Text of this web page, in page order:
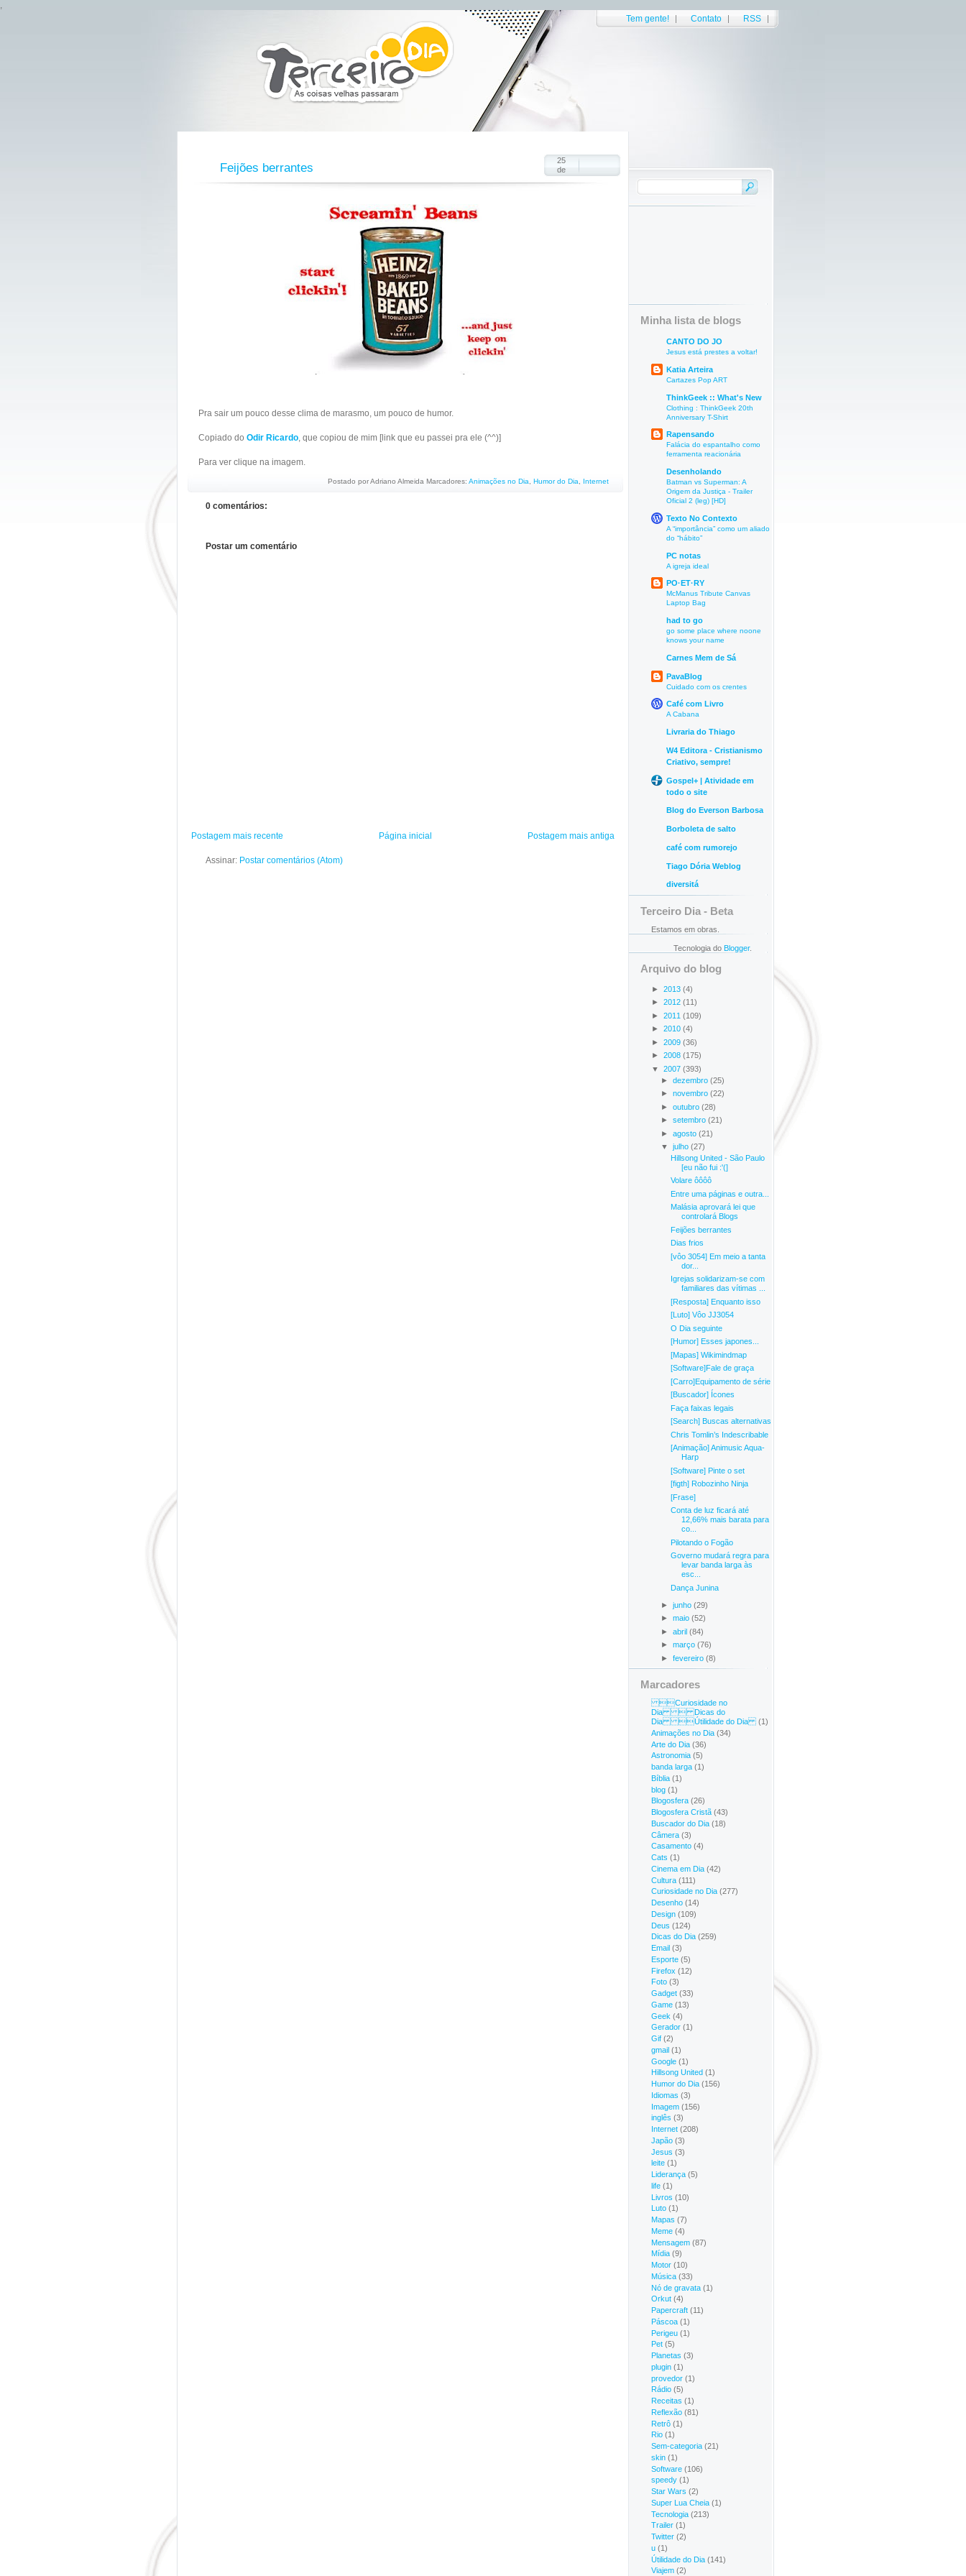
,
Tem gente!
Contato RSS
Feijões berrantes
25
de
Pra sair um pouco desse clima de marasmo, um pouco de humor.
Copiado do Odir Ricardo, que copiou de mim [link que eu passei pra ele (^^)]
Para ver clique na imagem.
Postado porAdriano Almeida Marcadores: Animações no Dia Humor do Dia Internet
0 comentários:
Postar um comentário
Postagem mais recente Postagem mais antiga
Página inicial
Assinar: Postar comentários (Atom)
Minha lista de blogs
CANTO DO JO
Jesus está prestes a voltar!
Katia Arteira
Cartazes Pop ART
ThinkGeek :: What's New
Clothing : ThinkGeek 20th
Anniversary T-Shirt
Rapensando
Falácia do espantalho como
ferramenta reacionária
Desenholando
Batman vs Superman: A
Origem da Justiça - Trailer
Oficial 2 (leg) [HD]
Texto No Contexto
A “importância” como um aliado
do “hábito”
PC notas
A igreja ideal
PO·ET·RY
McManus Tribute Canvas
Laptop Bag
had to go
go some place where noone
knows your name
Carnes Mem de Sá
PavaBlog
Cuidado com os crentes
Café com Livro
A Cabana
Livraria do Thiago
W4 Editora - Cristianismo
Criativo, sempre!
Gospel+ | Atividade em
todo o site
Blog do Everson Barbosa
Borboleta de salto
café com rumorejo
Tiago Dória Weblog
diversitá
Terceiro Dia - Beta
Estamos em obras.
Tecnologia do Blogger.
Arquivo do blog
► 2013 (4)
► 2012 (11)
► 2011 (109)
► 2010 (4)
► 2009 (36)
► 2008 (175)
▼ 2007 (393)
►dezembro(25)
►novembro(22)
►outubro(28)
►setembro(21)
►agosto(21)
▼julho(27)
Hillsong United - São Paulo
[eu não fui :'(]
Volare ôôôô
Entre uma páginas e outra...
Malásia aprovará lei que
controlará Blogs
Feijões berrantes
Dias frios
[vôo 3054] Em meio a tanta
dor...
Igrejas solidarizam-se com
familiares das vítimas ...
[Resposta] Enquanto isso
[Luto] Vôo JJ3054
O Dia seguinte
[Humor] Esses japones...
[Mapas] Wikimindmap
[Software]Fale de graça
[Carro]Equipamento de série
[Buscador] Ícones
Faça faixas legais
[Search] Buscas alternativas
Chris Tomlin’s Indescribable
[Animação] Animusic Aqua-
Harp
[Software] Pinte o set
[figth] Robozinho Ninja
[Frase]
Conta de luz ficará até
12,66% mais barata para
co...
Pilotando o Fogão
Governo mudará regra para
levar banda larga às
esc...
Dança Junina
►junho(29)
►maio(52)
►abril(84)
►março(76)
►fevereiro(8)
Marcadores
Curiosidade no
Dia  Dicas do
Dia Útilidade do Dia (1)
Animações no Dia (34)
Arte do Dia (36)
Astronomia (5)
banda larga (1)
Bíblia (1)
blog (1)
Blogosfera (26)
Blogosfera Cristã (43)
Buscador do Dia (18)
Câmera (3)
Casamento (4)
Cats (1)
Cinema em Dia (42)
Cultura (111)
Curiosidade no Dia (277)
Desenho (14)
Design (109)
Deus (124)
Dicas do Dia (259)
Email (3)
Esporte (5)
Firefox (12)
Foto (3)
Gadget (33)
Game (13)
Geek (4)
Gerador (1)
Gif (2)
gmail (1)
Google (1)
Hillsong United (1)
Humor do Dia (156)
Idiomas (3)
Imagem (156)
inglês (3)
Internet (208)
Japão (3)
Jesus (3)
leite (1)
Liderança (5)
life (1)
Livros (10)
Luto (1)
Mapas (7)
Meme (4)
Mensagem (87)
Mídia (9)
Motor (10)
Música (33)
Nó de gravata (1)
Orkut (4)
Papercraft (11)
Páscoa (1)
Perigeu (1)
Pet (5)
Planetas (3)
plugin (1)
provedor (1)
Rádio (5)
Receitas (1)
Reflexão (81)
Retrô (1)
Rio (1)
Sem-categoria (21)
skin (1)
Software (106)
speedy (1)
Star Wars (2)
Super Lua Cheia (1)
Tecnologia (213)
Trailer (1)
Twitter (2)
u (1)
Útilidade do Dia (141)
Viajem (2)